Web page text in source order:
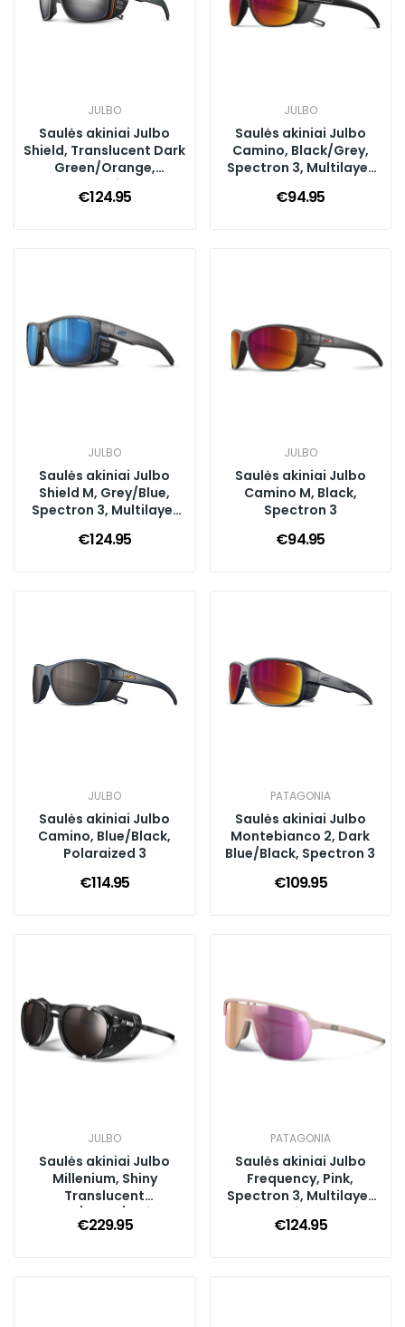
JULBO
Saulės akiniai Julbo
Shield, Translucent Dark
Green/Orange,
Spectron 4, Silver Flash
€124.95
JULBO
Saulės akiniai Julbo
Camino, Black/Grey,
Spectron 3, Multilayer
€94.95
JULBO
Saulės akiniai Julbo
Shield M, Grey/Blue,
Spectron 3, Multilayer
€124.95
JULBO
Saulės akiniai Julbo
Camino M, Black,
Spectron 3
€94.95
JULBO
Saulės akiniai Julbo
Camino, Blue/Black,
Polaraized 3
€114.95
PATAGONIA
Saulės akiniai Julbo
Montebianco 2, Dark
Blue/Black, Spectron 3
€109.95
JULBO
Saulės akiniai Julbo
Millenium, Shiny
Translucent
Black/Black/White,
Reactiv 2-4 Polar
€229.95
PATAGONIA
Saulės akiniai Julbo
Frequency, Pink,
Spectron 3, Multilayer
Pink
€124.95